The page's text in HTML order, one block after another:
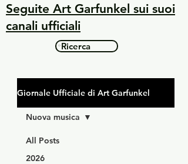
Ricerca
Seguite Art Garfunkel sui suoi
canali ufficiali
Giornale Ufficiale di Art Garfunkel
All Posts
2026
Nuova musica